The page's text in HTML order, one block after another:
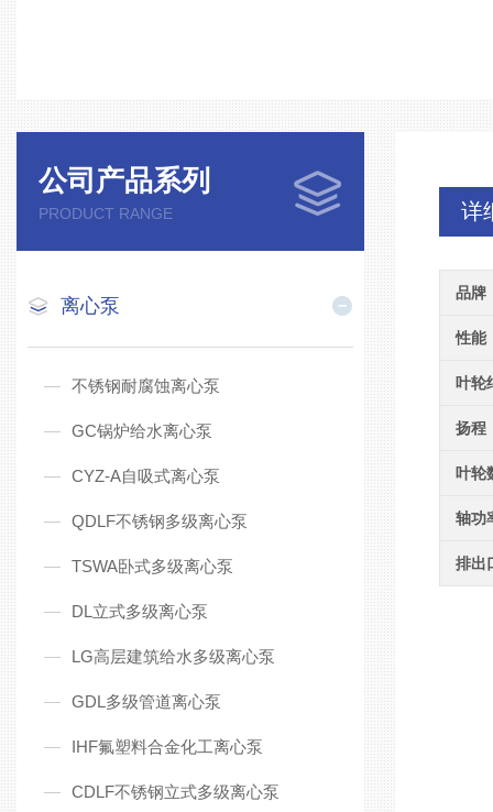
公司产品系列
PRODUCT RANGE
离心泵
不锈钢耐腐蚀离心泵
GC锅炉给水离心泵
CYZ-A自吸式离心泵
QDLF不锈钢多级离心泵
TSWA卧式多级离心泵
DL立式多级离心泵
LG高层建筑给水多级离心泵
GDL多级管道离心泵
IHF氟塑料合金化工离心泵
CDLF不锈钢立式多级离心泵
详
品牌
性能
叶轮
扬程
叶轮
轴功
排出